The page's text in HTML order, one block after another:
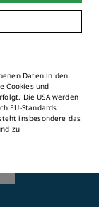
Daten in den
Cookies und
Die USA werden
EU-Standards
insbesondere das
zu